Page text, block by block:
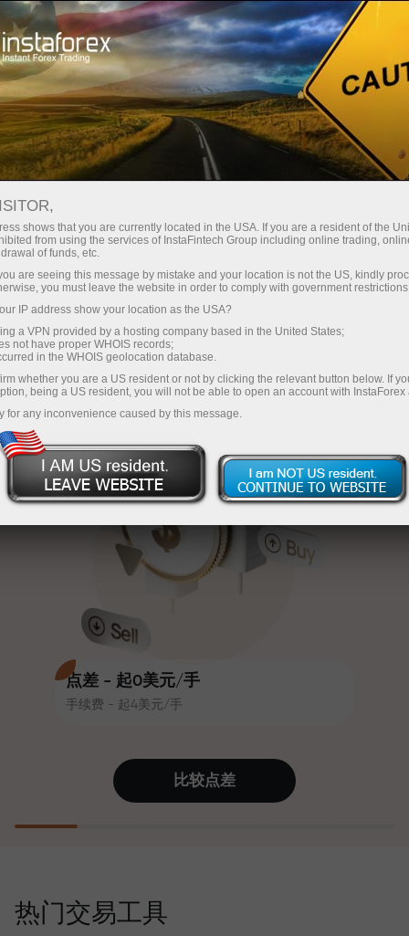
InstaForex
点差 - 起0美元/手
手续费 - 起4美元/手
通过InstaForex获得真正竞争力的机
点差和手续费，以及股票和指数交
易的优惠条件
时可获得高达30%的奖金，并享受
其他促销活动和优惠
赛道速度与交易速度共享相同价值
观。Ales Loprais将刺激与纪律元素
带入交易世界，作为InstaForex合作
伙伴，激励客户实现雄心勃勃的目
值账户即可获得iPhone、MacBook
或梦想旅行
证6个月内利润增长3倍。放心交易—
您的资金受到保护！
最低
每笔存款
30%奖金
交易速度
与赛道速度
您的专属礼物大奖
充值$333—选择价值高达$1,500的礼物
无风险交易—
我们保证您的利润
最高X1000奖金—市场上最大倍数
比较点差
热门交易工具
shows that you are currently located in the USA. If you are a resident of the
from using the services of InstaFintech Group including online trading,
of funds, etc.
are seeing this message by mistake and your location is not the US, kindly
you must leave the website in order to comply with government
IP address show your location as the USA?
a VPN provided by a hosting company based in the United States;
not have proper WHOIS records;
in the WHOIS geolocation database.
whether you are a US resident or not by clicking the relevant button below. If
being a US resident, you will not be able to open an account with InstaForex
for any inconvenience caused by this message.